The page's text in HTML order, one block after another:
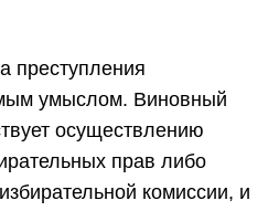
преступления
умыслом. Виновный
осуществлению
прав либо
комиссии, и